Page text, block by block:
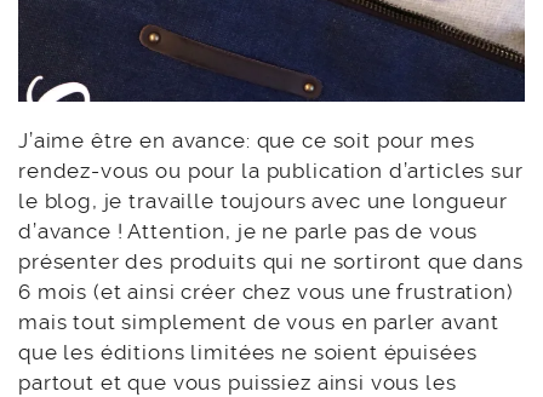
J’aime être en avance: que ce soit pour mes
rendez-vous ou pour la publication d’articles sur
le blog, je travaille toujours avec une longueur
d’avance ! Attention, je ne parle pas de vous
présenter des produits qui ne sortiront que dans
6 mois (et ainsi créer chez vous une frustration)
mais tout simplement de vous en parler avant
que les éditions limitées ne soient épuisées
partout et que vous puissiez ainsi vous les